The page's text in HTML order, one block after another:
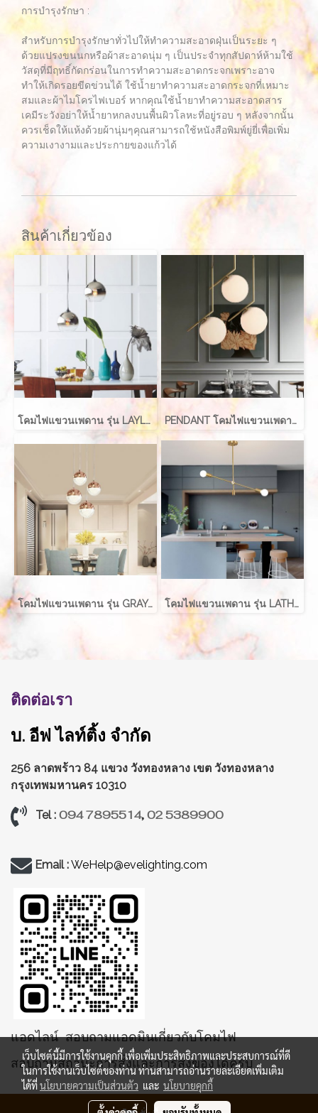
การบำรุงรักษา :
สำหรับการบำรุงรักษาทั่วไปให้ทำความสะอาดฝุ่นเป็นระยะ ๆ
ด้วยแปรงขนนกหรือผ้าสะอาดนุ่ม ๆ เป็นประจำทุกสัปดาห์ห้ามใช้
วัสดุที่มีฤทธิ์กัดกร่อนในการทำความสะอาดกระจกเพราะอาจ
ทำให้เกิดรอยขีดข่วนได้ ใช้น้ำยาทำความสะอาดกระจกที่เหมาะ
สมและผ้าไมโครไฟเบอร์ หากคุณใช้น้ำยาทำความสะอาดสาร
เคมีระวังอย่าให้น้ำยาหกลงบนพื้นผิวโลหะที่อยู่รอบ ๆ หลังจากนั้น
ควรเช็ดให้แห้งด้วยผ้านุ่มๆคุณสามารถใช้หนังสือพิมพ์ยู่ยี่เพื่อเพิ่ม
ความเงางามและประกายของแก้วได้
สินค้าเกี่ยวข้อง
โคมไฟแขวนเพดาน รุ่น LAYLA EVE-00416 สำหรับใส่หลอด E27 จำนวน 1 ดวง PENDANT โคมไฟแขวนเพดาน รุ่น ABALL สำหรับใส่หลอด E27 จำนวน 1 ดวง
โคมไฟแขวนเพดาน รุ่น GRAYCE EVE-00417 LED 5W โคมไฟแขวนเพดาน รุ่น LATHER EVE-00411 สำหรับใส่หลอด E27 จำนวน 2 ดวง
ติดต่อเรา
บ. อีฟ ไลท์ติ้ง จำกัด
256 ลาดพร้าว 84 แขวง วังทองหลาง เขต วังทองหลาง
กรุงเทพมหานคร 10310
Tel : 094 7895514,02 5389900
Email :WeHelp@evelighting.com
แอดไลน์ สอบถามแอดมินเกี่ยวกับโคมไฟ
สอบถามสถานะการสั่งและการส่งของได้ครับ
เว็บไซต์นี้มีการใช้งานคุกกี้ เพื่อเพิ่มประสิทธิภาพและประสบการณ์ที่ดี
ในการใช้งานเว็บไซต์ของท่าน ท่านสามารถอ่านรายละเอียดเพิ่มเติม
ได้ที่นโยบายความเป็นส่วนตัว และ นโยบายคุกกี้